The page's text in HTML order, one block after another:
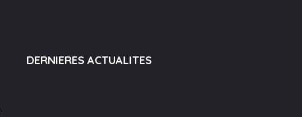
DERNIERES ACTUALITES